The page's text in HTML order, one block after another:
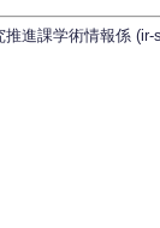
進課学術情報係